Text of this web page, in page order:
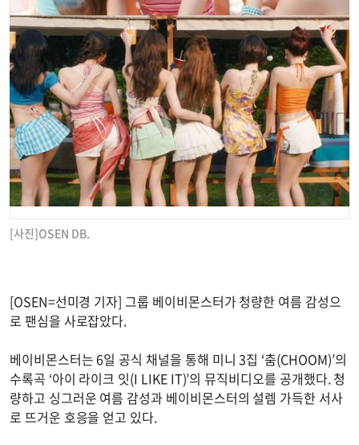
[사진]OSEN DB.
[OSEN=선미경 기자] 그룹 베이비몬스터가 청량한 여름 감성으
로 팬심을 사로잡았다.
베이비몬스터는 6일 공식 채널을 통해 미니 3집 ‘춤(CHOOM)’의
수록곡 ‘아이 라이크 잇(I LIKE IT)’의 뮤직비디오를 공개했다. 청
량하고 싱그러운 여름 감성과 베이비몬스터의 설렘 가득한 서사
로 뜨거운 호응을 얻고 있다.